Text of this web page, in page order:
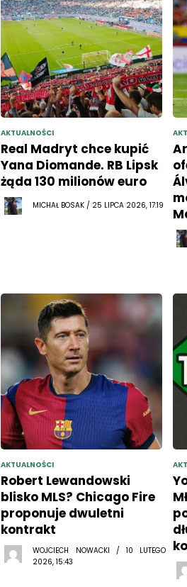
AKTUALNOŚCI
Real Madryt chce kupić
Yana Diomande. RB Lipsk
żąda 130 milionów euro
MICHAŁ BOSAK / 25 LIPCA 2026, 17:19
AKTUALNOŚCI
Robert Lewandowski
blisko MLS? Chicago Fire
proponuje dwuletni
kontrakt
WOJCIECH NOWACKI / 10 LUTEGO
2026, 15:43